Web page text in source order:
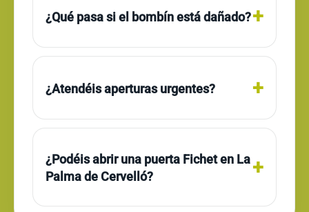
¿Qué pasa si el bombín está dañado?
¿Atendéis aperturas urgentes?
¿Podéis abrir una puerta Fichet en La
Palma de Cervelló?